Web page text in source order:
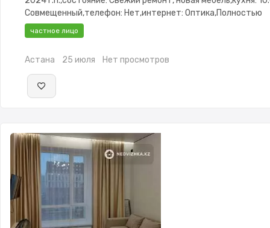
Совмещенный,телефон: Нет,интернет: Оптика,Полностью
меблирована,Полностью меблирована,потолки: 3.0,паркинг:
Паркинг,Кодовый замок,Видеодомофон,Неугловая,Комнаты
частное лицо
Астана 25 июля Нет просмотров